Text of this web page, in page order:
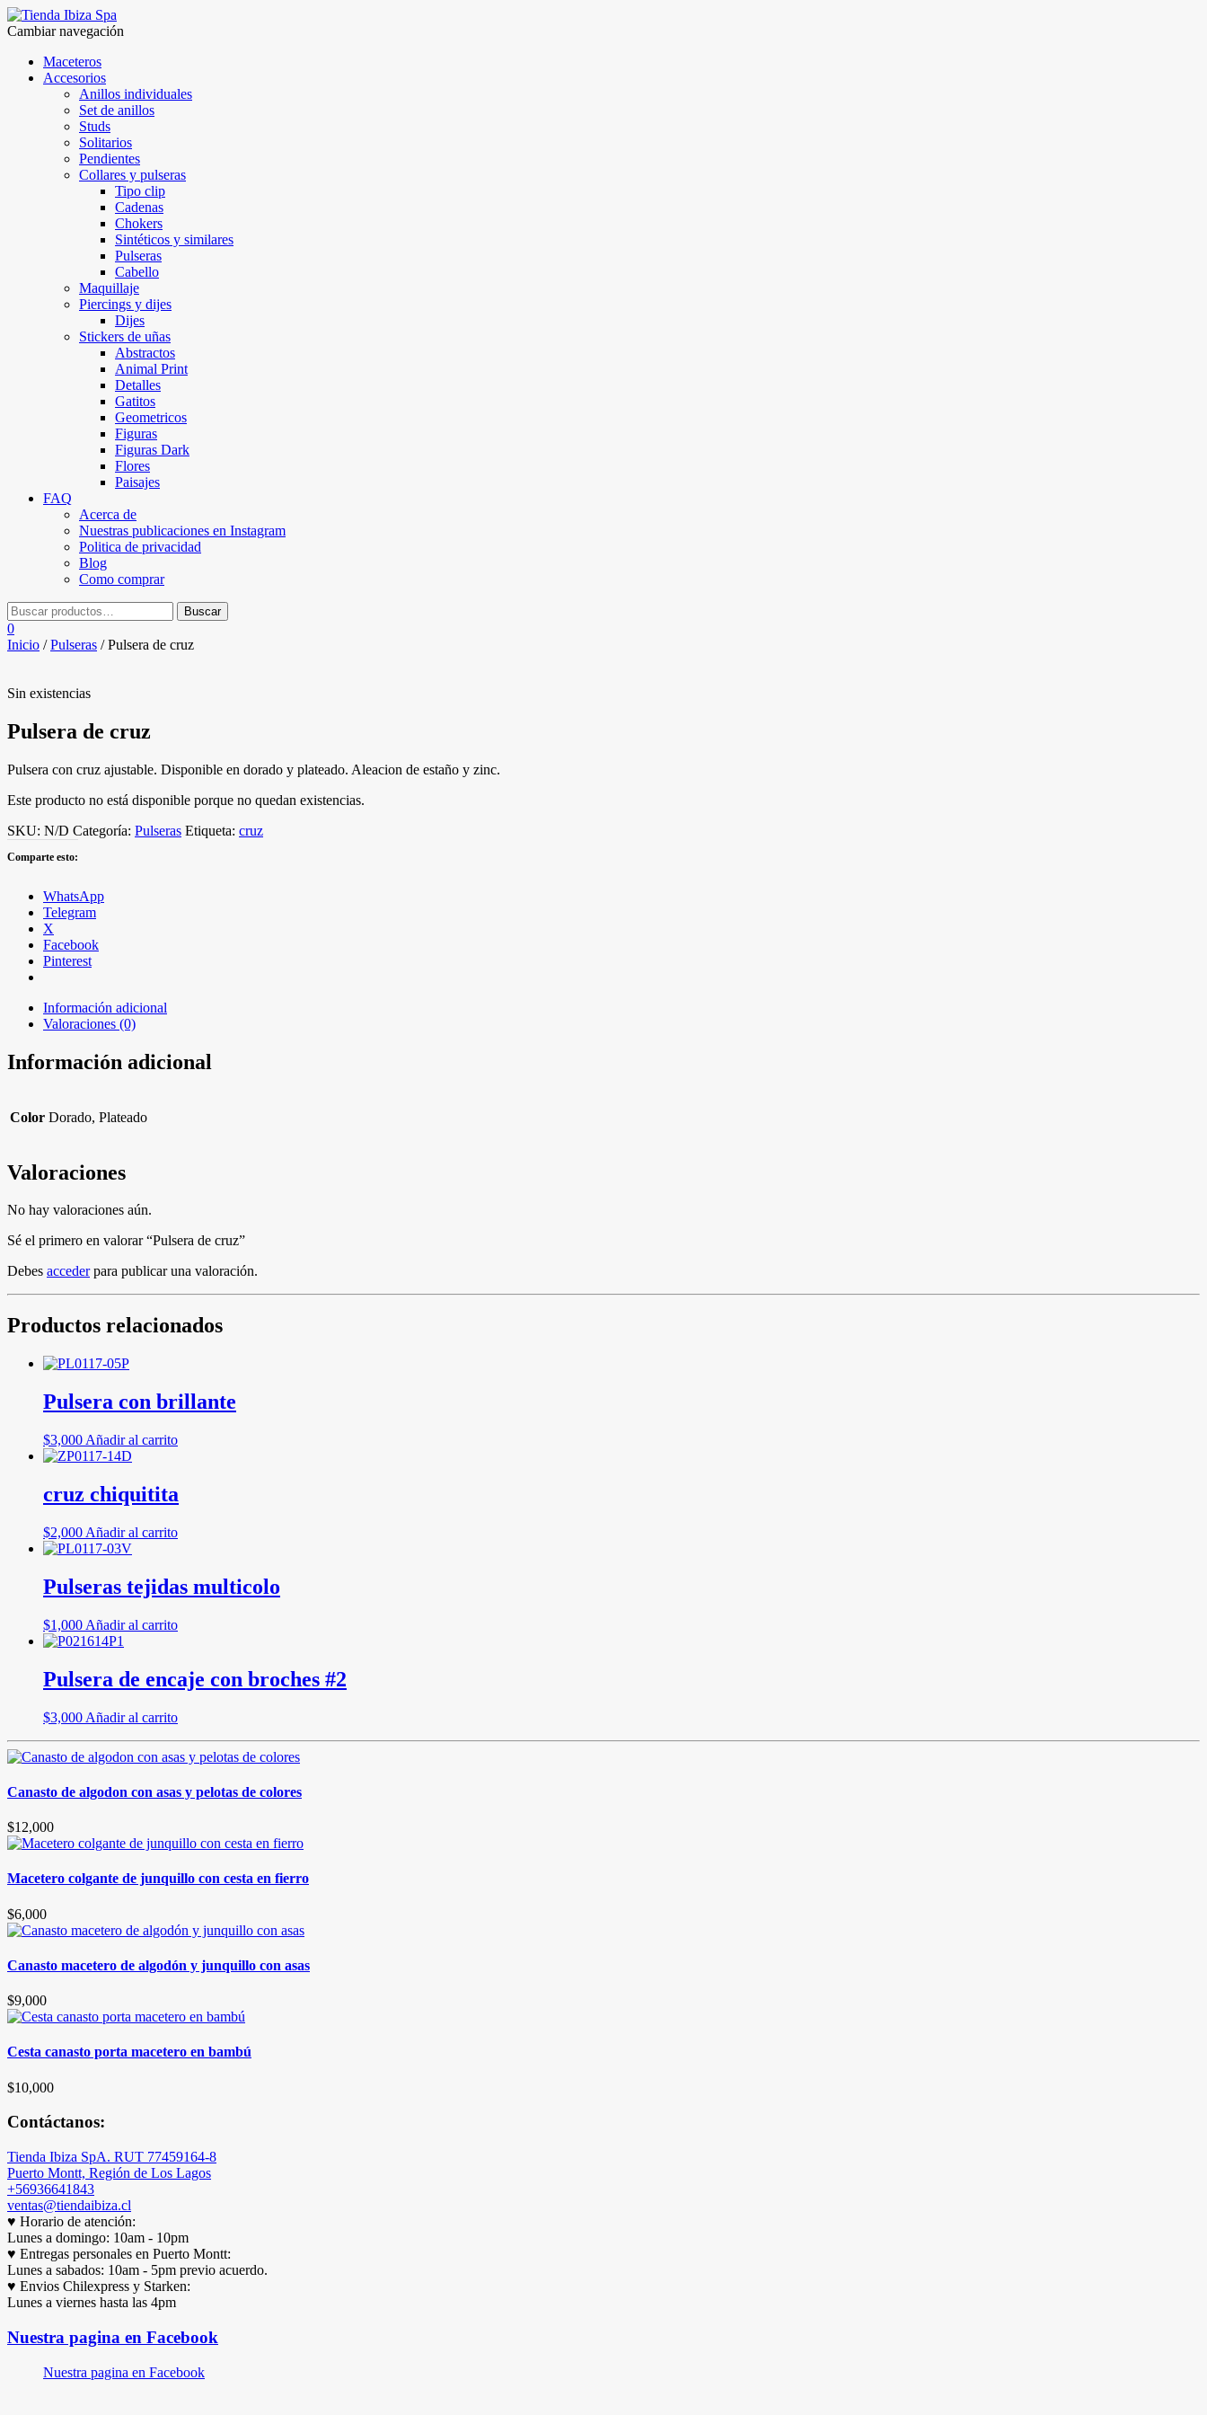
Cambiar navegación
Maceteros
Accesorios
Anillos individuales
Set de anillos
Studs
Solitarios
Pendientes
Collares y pulseras
Tipo clip
Cadenas
Chokers
Sintéticos y similares
Pulseras
Cabello
Maquillaje
Piercings y dijes
Dijes
Stickers de uñas
Abstractos
Animal Print
Detalles
Gatitos
Geometricos
Figuras
Figuras Dark
Flores
Paisajes
FAQ
Acerca de
Nuestras publicaciones en Instagram
Politica de privacidad
Blog
Como comprar
0
Inicio /Pulseras / Pulsera de cruz
Sin existencias
Pulsera de cruz
Pulsera con cruz ajustable. Disponible en dorado y plateado. Aleacion de estaño y zinc.
Este producto no está disponible porque no quedan existencias.
SKU: N/D Categoría: Pulseras Etiqueta: cruz
Comparte esto:
WhatsApp
Telegram
X
Facebook
Pinterest
Información adicional
Valoraciones (0)
Información adicional
Color Dorado, Plateado
Valoraciones
No hay valoraciones aún.
Sé el primero en valorar “Pulsera de cruz”
Debes accederpara publicar una valoración.
Productos relacionados
Pulsera con brillante
$3,000 Añadir al carrito
cruz chiquitita
$2,000 Añadir al carrito
Pulseras tejidas multicolo
$1,000 Añadir al carrito
Pulsera de encaje con broches #2
$3,000 Añadir al carrito
Canasto de algodon con asas y pelotas de colores
$12,000
Macetero colgante de junquillo con cesta en fierro
$6,000
Canasto macetero de algodón y junquillo con asas
$9,000
Cesta canasto porta macetero en bambú
$10,000
Contáctanos:
Tienda Ibiza SpA. RUT 77459164-8
Puerto Montt, Región de Los Lagos
+56936641843
ventas@tiendaibiza.cl
♥ Horario de atención:
Lunes a domingo: 10am - 10pm
♥ Entregas personales en Puerto Montt:
Lunes a sabados: 10am - 5pm previo acuerdo.
♥ Envios Chilexpress y Starken:
Lunes a viernes hasta las 4pm
Nuestra pagina en Facebook
Nuestra pagina en Facebook